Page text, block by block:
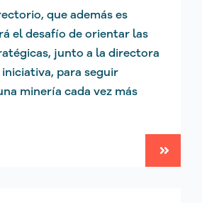
que además es
el desafío de orientar las
junto a la directora
para seguir
minería cada vez más